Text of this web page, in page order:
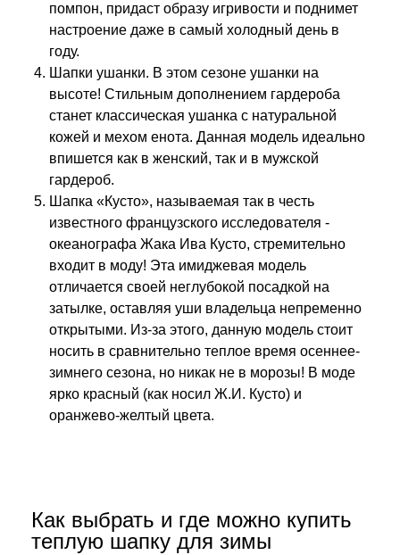
помпон, придаст образу игривости и поднимет
настроение даже в самый холодный день в
году.
Шапки ушанки. В этом сезоне ушанки на
высоте! Стильным дополнением гардероба
станет классическая ушанка с натуральной
кожей и мехом енота. Данная модель идеально
впишется как в женский, так и в мужской
гардероб.
Шапка «Кусто», называемая так в честь
известного французского исследователя -
океанографа Жака Ива Кусто, стремительно
входит в моду! Эта имиджевая модель
отличается своей неглубокой посадкой на
затылке, оставляя уши владельца непременно
открытыми. Из-за этого, данную модель стоит
носить в сравнительно теплое время осеннее-
зимнего сезона, но никак не в морозы! В моде
ярко красный (как носил Ж.И. Кусто) и
оранжево-желтый цвета.
Как выбрать и где можно купить
теплую шапку для зимы